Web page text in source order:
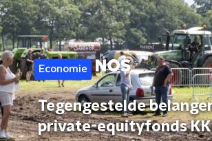
Economie
Tegengestelde
private-equityfonds